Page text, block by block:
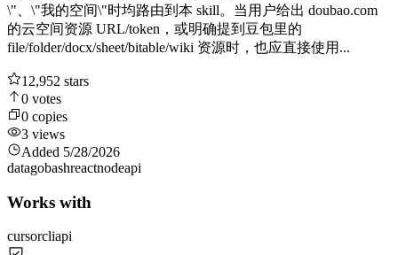
\"、\"我的空间\"时均路由到本 skill。当用户给出 doubao.com
的云空间资源 URL/token，或明确提到豆包里的
file/folder/docx/sheet/bitable/wiki 资源时，也应直接使用...
12,952 stars
0 votes
0 copies
3 views
Added 5/28/2026
datagobashreactnodeapi
Works with
cursorcliapi